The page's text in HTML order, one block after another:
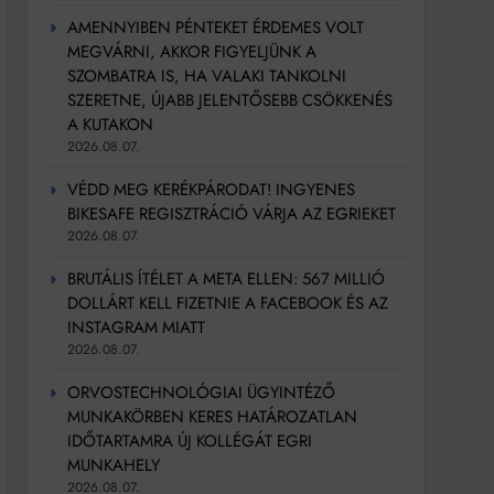
AMENNYIBEN PÉNTEKET ÉRDEMES VOLT
MEGVÁRNI, AKKOR FIGYELJÜNK A
SZOMBATRA IS, HA VALAKI TANKOLNI
SZERETNE, ÚJABB JELENTŐSEBB CSÖKKENÉS
A KUTAKON
2026.08.07.
VÉDD MEG KERÉKPÁRODAT! INGYENES
BIKESAFE REGISZTRÁCIÓ VÁRJA AZ EGRIEKET
2026.08.07.
BRUTÁLIS ÍTÉLET A META ELLEN: 567 MILLIÓ
DOLLÁRT KELL FIZETNIE A FACEBOOK ÉS AZ
INSTAGRAM MIATT
2026.08.07.
ORVOSTECHNOLÓGIAI ÜGYINTÉZŐ
MUNKAKÖRBEN KERES HATÁROZATLAN
IDŐTARTAMRA ÚJ KOLLÉGÁT EGRI
MUNKAHELY
2026.08.07.